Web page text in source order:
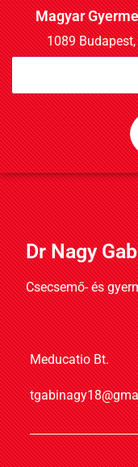
Magyar
1089
Dr Nagy
Csecsemő- és
Meducatio Bt.